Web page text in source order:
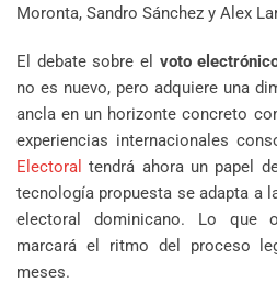
Moronta, Sandro Sánchez y Alex
El debate sobre el voto
no es nuevo, pero adquiere una
ancla en un horizonte concreto
experiencias internacionales
Electoral tendrá ahora un papel
tecnología propuesta se adapta a
electoral dominicano. Lo que
marcará el ritmo del proceso
meses.